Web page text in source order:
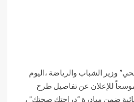
وزير الشباب والرياضة ،اليوم
للإعلان عن تفاصيل طرح
ضمن مبادرة “دراجتك صحتك” ،